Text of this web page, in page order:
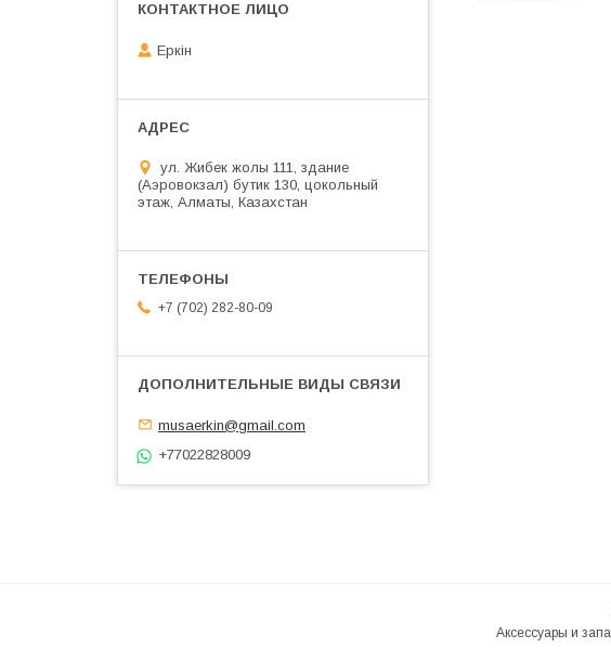
Еркін
ул. Жибек жолы 111, здание
(Аэровокзал) бутик 130, цокольный
этаж, Алматы, Казахстан
+7 (702) 282-80-09
musaerkin@gmail.com
+77022828009